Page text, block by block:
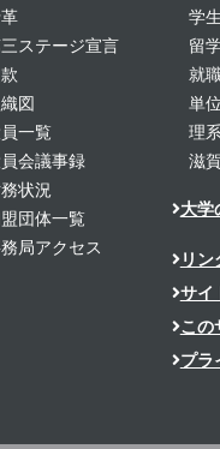
ステージ宣言
図
一覧
会議事録
状況
団体一覧
局アクセス
学
留
就
単
理
滋
大学
リン
サイ
この
プラ